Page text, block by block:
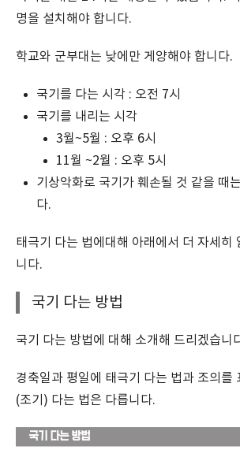
명을 설치해야 합니다.
학교와 군부대는 낮에만 게양해야 합니다.
국기를 다는 시각 : 오전 7시
국기를 내리는 시각
3월~5월 : 오후 6시
11월 ~2월 : 오후 5시
기상악화로 국기가 훼손될 것 같을 때
다.
태극기 다는 법에대해 아래에서 더 자세히
니다.
국기 다는 방법
국기 다는 방법에 대해 소개해 드리겠습니
경축일과 평일에 태극기 다는 법과 조의를
(조기) 다는 법은 다릅니다.